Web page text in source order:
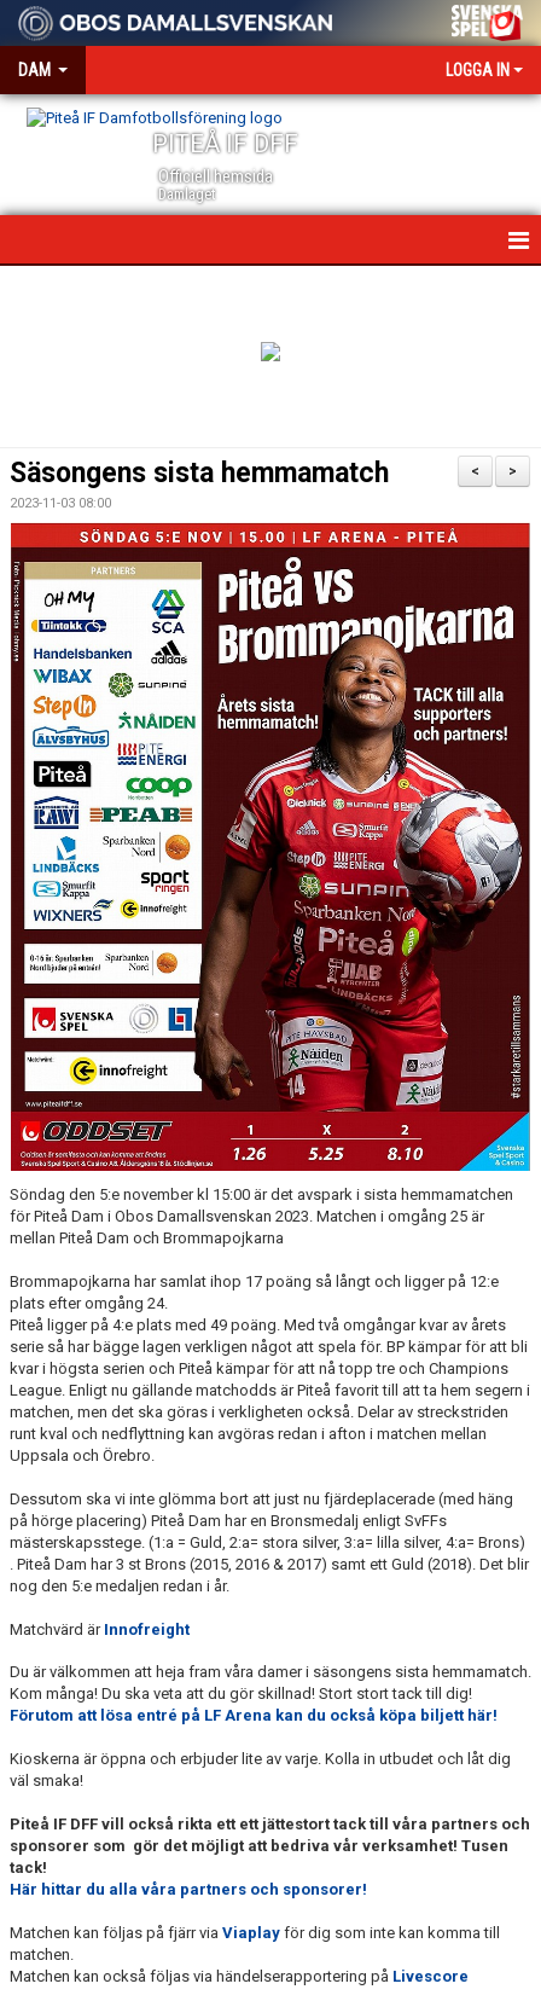
DAM LOGGA IN
PITEÅ IF DFF
Officiell hemsida
Damlaget
KALENDER
MATCHER
MATCHER & SERIETABELL
>
<
Säsongens sista hemmamatch
2023-11-03 08:00
Söndag den 5:e november kl 15:00 är det avspark i sista hemmamatchen
för Piteå Dam i Obos Damallsvenskan 2023. Matchen i omgång 25 är
mellan Piteå Dam och Brommapojkarna
Brommapojkarna har samlat ihop 17 poäng så långt och ligger på 12:e
plats efter omgång 24.
Piteå ligger på 4:e plats med 49 poäng. Med två omgångar kvar av årets
serie så har bägge lagen verkligen något att spela för. BP kämpar för att bli
kvar i högsta serien och Piteå kämpar för att nå topp tre och Champions
League. Enligt nu gällande matchodds är Piteå favorit till att ta hem segern i
matchen, men det ska göras i verkligheten också. Delar av streckstriden
runt kval och nedflyttning kan avgöras redan i afton i matchen mellan
Uppsala och Örebro.
Dessutom ska vi inte glömma bort att just nu fjärdeplacerade (med häng
på hörge placering) Piteå Dam har en Bronsmedalj enligt SvFFs
mästerskapsstege. (1:a = Guld, 2:a= stora silver, 3:a= lilla silver, 4:a= Brons)
. Piteå Dam har 3 st Brons (2015, 2016 & 2017) samt ett Guld (2018). Det blir
nog den 5:e medaljen redan i år.
Matchvärd är Innofreight
Du är välkommen att heja fram våra damer i säsongens sista hemmamatch.
Kom många! Du ska veta att du gör skillnad! Stort stort tack till dig!
Förutom att lösa entré på LF Arena kan du också köpa biljett här!
Kioskerna är öppna och erbjuder lite av varje. Kolla in utbudet och låt dig
väl smaka!
Piteå IF DFF vill också rikta ett ett jättestort tack till våra partners och
sponsorer som gör det möjligt att bedriva vår verksamhet! Tusen
tack!
Här hittar du alla våra partners och sponsorer!
Matchen kan följas på fjärr via Viaplay för dig som inte kan komma till
matchen.
Matchen kan också följas via händelserapportering på Livescore